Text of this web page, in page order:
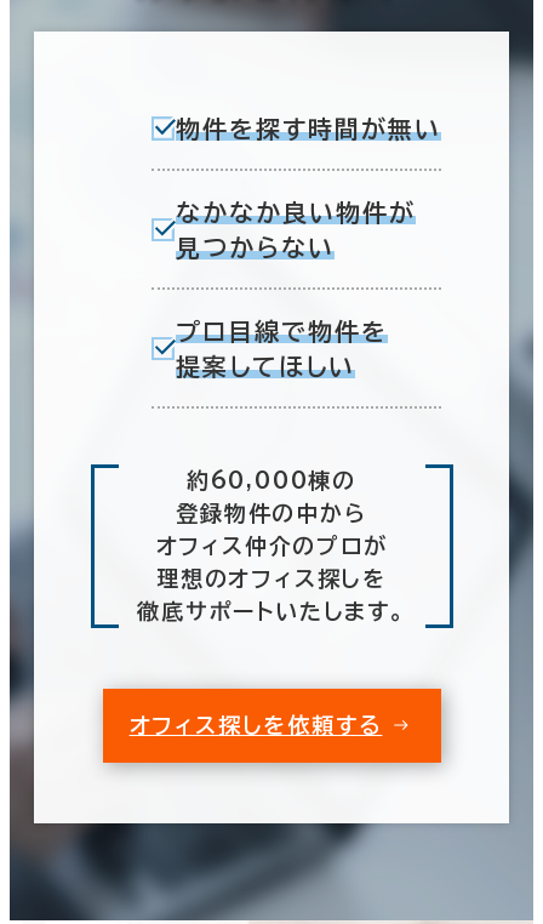
物件を探す時間が無い
なかなか良い物件が
見つからない
プロ目線で物件を
提案してほしい
約60,000棟の
登録物件の中から
オフィス仲介のプロが
理想のオフィス探しを
徹底サポートいたします。
オフィス探しを依頼する